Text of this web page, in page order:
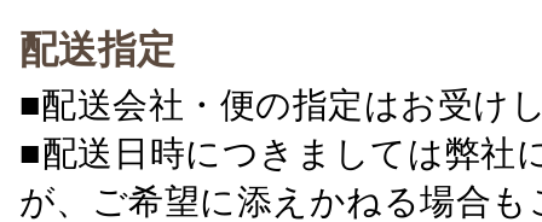
配送指定
■配送会社・便の指定はお受け
■配送日時につきましては弊社
が、ご希望に添えかねる場合